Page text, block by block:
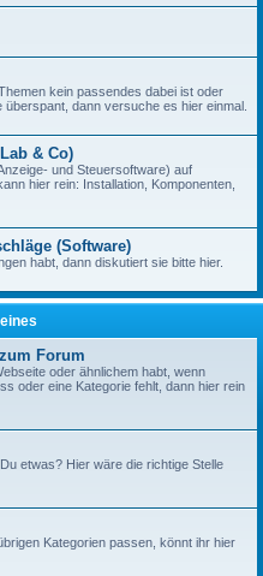
kein passendes dabei ist oder
dann versuche es hier einmal.
& Co)
und Steuersoftware) auf
hier rein: Installation, Komponenten,
(Software)
habt, dann diskutiert sie bitte hier.
Forum
oder ähnlichem habt, wenn
oder eine Kategorie fehlt, dann hier rein
etwas? Hier wäre die richtige Stelle
Kategorien passen, könnt ihr hier